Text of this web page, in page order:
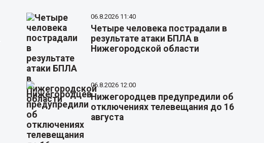
06.8.2026 11:40
Четыре человека пострадали в
результате атаки БПЛА в
Нижегородской области
06.8.2026 12:00
Нижегородцев предупредили об
отключениях телевещания до 16
августа